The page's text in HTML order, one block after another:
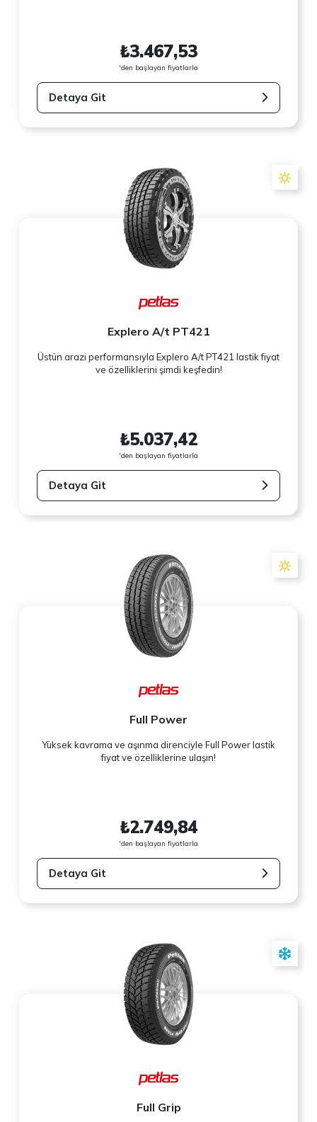
₺3.467,53
'den başlayan fiyatlarla
Detaya Git
Explero A/t PT421
Üstün arazi performansıyla Explero A/t PT421 lastik fiyat
ve özelliklerini şimdi keşfedin!
₺5.037,42
'den başlayan fiyatlarla
Detaya Git
Full Power
Yüksek kavrama ve aşınma direnciyle Full Power lastik
fiyat ve özelliklerine ulaşın!
₺2.749,84
'den başlayan fiyatlarla
Detaya Git
Full Grip